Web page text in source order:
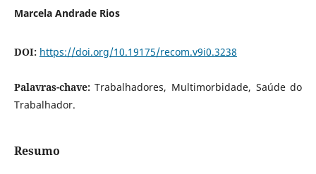
Marcela Andrade Rios
DOI: https://doi.org/10.19175/recom.v9i0.3238
Palavras-chave:Trabalhadores, Multimorbidade, Saúde do
Trabalhador.
Resumo